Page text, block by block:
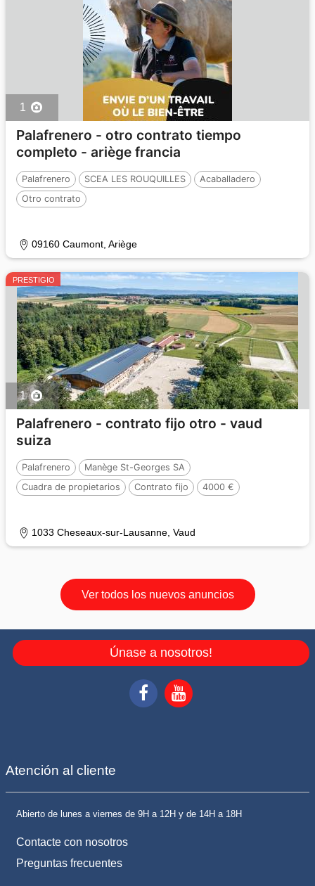
1
Palafrenero - otro contrato tiempo
completo - ariège francia
Palafrenero SCEA LES ROUQUILLES
Acaballadero
Otro contrato
09160 Caumont, Ariège
PRESTIGIO
1
Palafrenero - contrato fijo otro - vaud
suiza
Palafrenero
Manège St-Georges SA
Cuadra de propietarios
Contrato fijo 4000 €
1033 Cheseaux-sur-Lausanne, Vaud
Ver todos los nuevos anuncios
Únase a nosotros!
Atención al cliente
Abierto de lunes a viernes de 9H a 12H y de 14H a 18H
Contacte con nosotros
Preguntas frecuentes